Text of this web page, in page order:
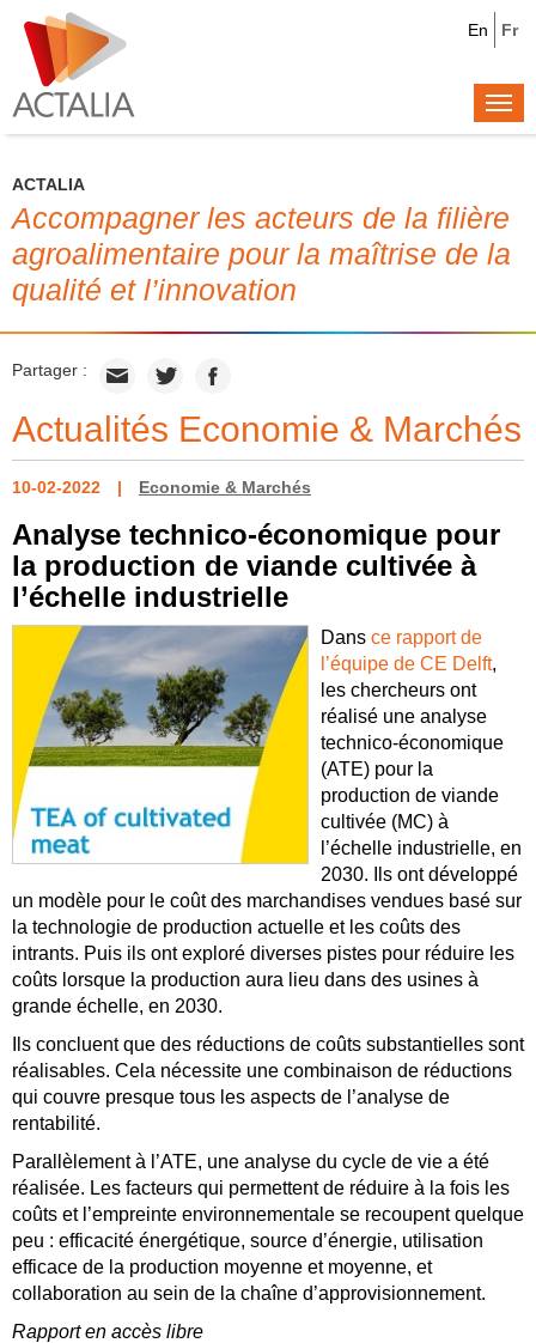
Fr
En
ACTALIA
Accompagner les acteurs de la filière
agroalimentaire pour la maîtrise de la
qualité et l’innovation
Partager :
Actualités Economie & Marchés
10-02-2022 Economie & Marchés
Analyse technico-économique pour
la production de viande cultivée à
l’échelle industrielle
Dans ce rapport de
l’équipe de CE Delft,
les chercheurs ont
réalisé une analyse
technico-économique
(ATE) pour la
production de viande
cultivée (MC) à
l’échelle industrielle, en
2030. Ils ont développé
un modèle pour le coût des marchandises vendues basé sur
la technologie de production actuelle et les coûts des
intrants. Puis ils ont exploré diverses pistes pour réduire les
coûts lorsque la production aura lieu dans des usines à
grande échelle, en 2030.
Ils concluent que des réductions de coûts substantielles sont
réalisables. Cela nécessite une combinaison de réductions
qui couvre presque tous les aspects de l’analyse de
rentabilité.
Parallèlement à l’ATE, une analyse du cycle de vie a été
réalisée. Les facteurs qui permettent de réduire à la fois les
coûts et l’empreinte environnementale se recoupent quelque
peu : efficacité énergétique, source d’énergie, utilisation
efficace de la production moyenne et moyenne, et
collaboration au sein de la chaîne d’approvisionnement.
Rapport en accès libre